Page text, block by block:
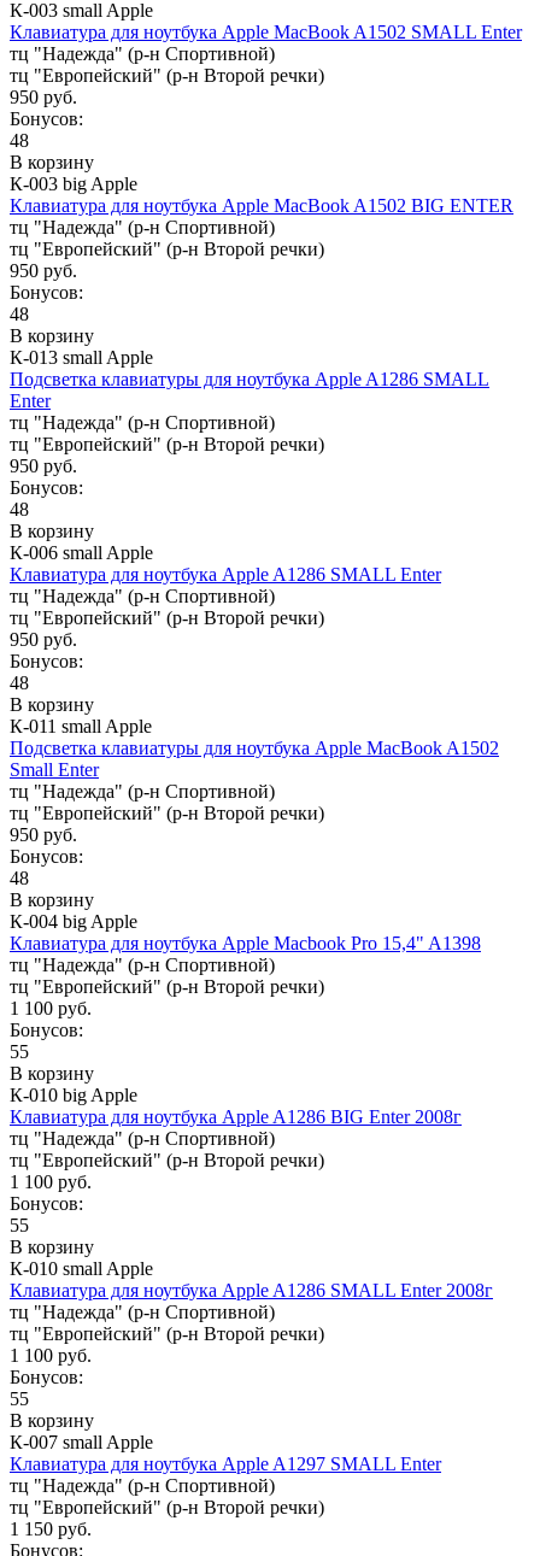
К-003 small Apple
Клавиатура для ноутбука Apple MacBook A1502 SMALL Enter
тц "Надежда" (р-н Спортивной)
тц "Европейский" (р-н Второй речки)
950 руб.
Бонусов:
48
В корзину
К-003 big Apple
Клавиатура для ноутбука Apple MacBook A1502 BIG ENTER
тц "Надежда" (р-н Спортивной)
тц "Европейский" (р-н Второй речки)
950 руб.
Бонусов:
48
В корзину
К-013 small Apple
Подсветка клавиатуры для ноутбука Apple A1286 SMALL
Enter
тц "Надежда" (р-н Спортивной)
тц "Европейский" (р-н Второй речки)
950 руб.
Бонусов:
48
В корзину
К-006 small Apple
Клавиатура для ноутбука Apple A1286 SMALL Enter
тц "Надежда" (р-н Спортивной)
тц "Европейский" (р-н Второй речки)
950 руб.
Бонусов:
48
В корзину
К-011 small Apple
Подсветка клавиатуры для ноутбука Apple MacBook A1502
Small Enter
тц "Надежда" (р-н Спортивной)
тц "Европейский" (р-н Второй речки)
950 руб.
Бонусов:
48
В корзину
К-004 big Apple
Клавиатура для ноутбука Apple Macbook Pro 15,4" A1398
тц "Надежда" (р-н Спортивной)
тц "Европейский" (р-н Второй речки)
1 100 руб.
Бонусов:
55
В корзину
К-010 big Apple
Клавиатура для ноутбука Apple A1286 BIG Enter 2008г
тц "Надежда" (р-н Спортивной)
тц "Европейский" (р-н Второй речки)
1 100 руб.
Бонусов:
55
В корзину
К-010 small Apple
Клавиатура для ноутбука Apple A1286 SMALL Enter 2008г
тц "Надежда" (р-н Спортивной)
тц "Европейский" (р-н Второй речки)
1 100 руб.
Бонусов:
55
В корзину
К-007 small Apple
Клавиатура для ноутбука Apple A1297 SMALL Enter
тц "Надежда" (р-н Спортивной)
тц "Европейский" (р-н Второй речки)
1 150 руб.
Бонусов: